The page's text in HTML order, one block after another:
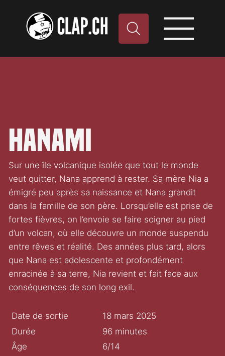
Hanami
Sur une île volcanique isolée que tout le monde
veut quitter, Nana apprend à rester. Sa mère Nia a
émigré peu après sa naissance et Nana grandit
dans la famille de son père. Lorsqu’elle est prise de
fortes fièvres, on l’envoie se faire soigner au pied
d’un volcan, où elle découvre un monde suspendu
entre rêves et réalité. Des années plus tard, alors
que Nana est adolescente et profondément
enracinée à sa terre, Nia revient et fait face aux
conséquences de son long exil.
Date de sortie
18 mars 2025
Durée
96 minutes
Âge
6/14